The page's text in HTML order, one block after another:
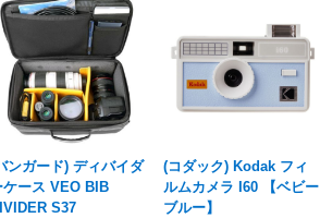
ンガード) ディバイダ
ケース VEO BIB
S37
(コダック) Kodak フィ
ルムカメラ I60 【ベビー
ブルー】